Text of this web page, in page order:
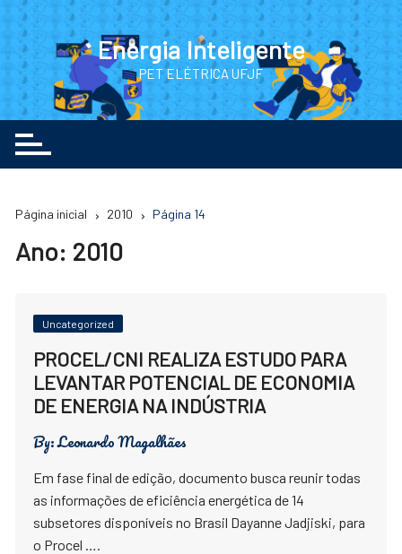
Ir
para
o
conteúdo
Energia Inteligente
PET ELÉTRICA UFJF
Página inicial 2010 Página 14
Ano: 2010
Uncategorized
PROCEL/CNI REALIZA ESTUDO PARA
LEVANTAR POTENCIAL DE ECONOMIA
DE ENERGIA NA INDÚSTRIA
By:Leonardo Magalhães
Em fase final de edição, documento busca reunir todas
as informações de eficiência energética de 14
subsetores disponíveis no Brasil Dayanne Jadjiski, para
o Procel ….